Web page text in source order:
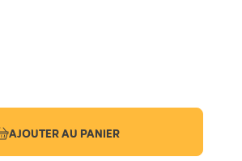
AJOUTER AU PANIER